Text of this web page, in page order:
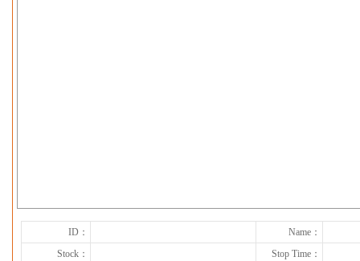
ID：
Name：
Stock：
Stop Time：